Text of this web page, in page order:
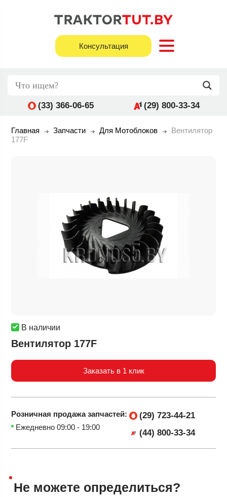
Консультация
(33) 366-06-65 (29) 800-33-34
Главная Запчасти Для Мотоблоков
Вентилятор
177F
В наличии
Вентилятор 177F
Заказать в 1 клик
Розничная продажазапчастей:
Ежедневно 09:00 - 19:00
(29) 723-44-21
(44) 800-33-34
Не можете определиться?